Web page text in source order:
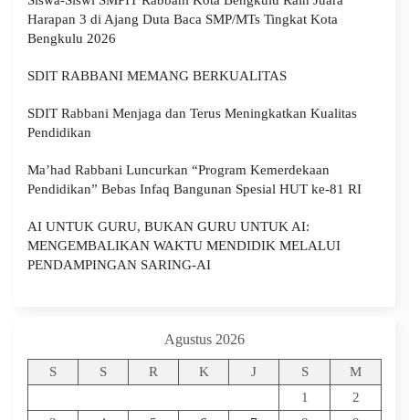
Harapan 3 di Ajang Duta Baca SMP/MTs Tingkat Kota
Bengkulu 2026
SDIT RABBANI MEMANG BERKUALITAS
SDIT Rabbani Menjaga dan Terus Meningkatkan Kualitas
Pendidikan
Ma’had Rabbani Luncurkan “Program Kemerdekaan
Pendidikan” Bebas Infaq Bangunan Spesial HUT ke-81 RI
AI UNTUK GURU, BUKAN GURU UNTUK AI:
MENGEMBALIKAN WAKTU MENDIDIK MELALUI
PENDAMPINGAN SARING-AI
Agustus 2026
S S R K J S
M
1
2